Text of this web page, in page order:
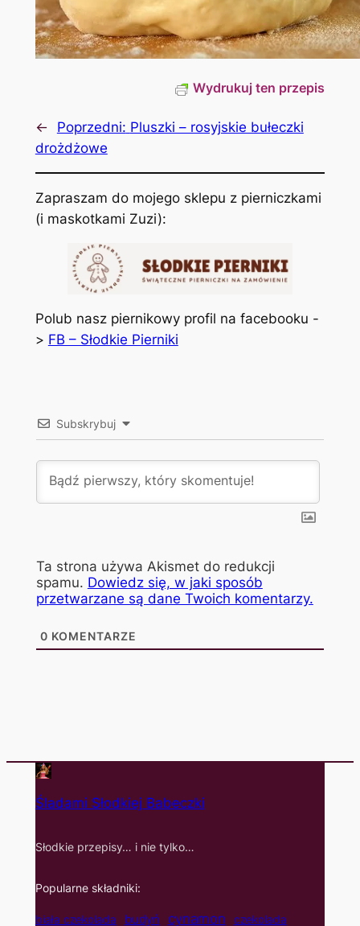
Wydrukuj ten przepis
← Poprzedni: Pluszki – rosyjskie bułeczki
drożdżowe
Zapraszam do mojego sklepu z pierniczkami
(i maskotkami Zuzi):
Polub nasz piernikowy profil na facebooku -
> FB – Słodkie Pierniki
Subskrybuj
Ta strona używa Akismet do redukcji
spamu. Dowiedz się, w jaki sposób
przetwarzane są dane Twoich komentarzy.
0 KOMENTARZE
Śladami Słodkiej Babeczki
Słodkie przepisy… i nie tylko…
Popularne składniki:
biała czekolada budyń cynamon czekolada